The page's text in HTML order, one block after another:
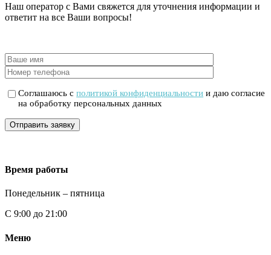
Наш оператор с Вами свяжется для уточнения информации и
ответит на все Ваши вопросы!
Соглашаюсь сполитикой конфиденциальности и даю согласие
на обработку персональных данных
Отправить заявку
Время работы
Понедельник – пятница
С 9:00 до 21:00
Меню